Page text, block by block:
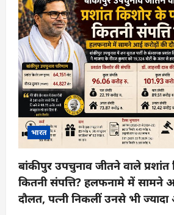
भारत
बांकीपुर उपचुनाव जीतने वाले
कितनी संपत्ति? हलफनामे में सामने
दौलत, पत्नी निकलीं उनसे भी ज्यादा